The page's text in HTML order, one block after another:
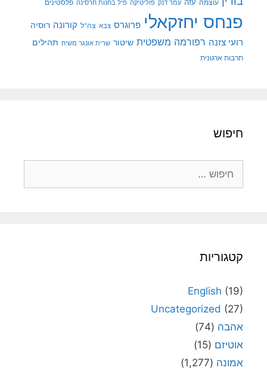
עוצמה עזה עמר דנק פוליטיקה פיל בחנות חרסינה פלסטינים
פנחס יחזקאלי פרוגרס צבא צה"ל קורונה רוסיה
רועי צזנה רפורמה משפטית שיטור שרית אונגר משיח תהילים
תרבות ארגונית
חיפוש
קטגוריות
English (19)
Uncategorized (27)
אהבה (74)
אוטיזם (15)
אמונה (1,277)